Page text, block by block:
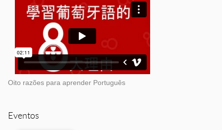
Oito razões para aprender Português
Eventos